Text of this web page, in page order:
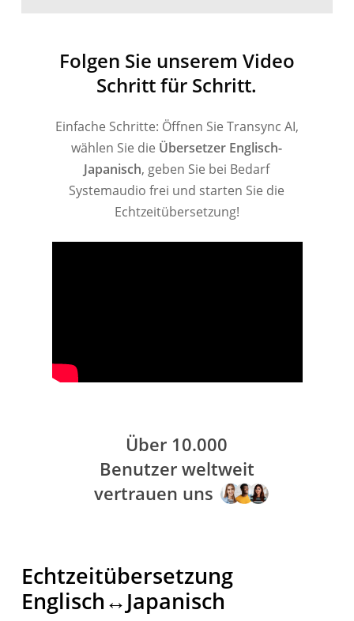
Folgen Sie unserem Video
Schritt für Schritt.
Einfache Schritte: Öffnen Sie Transync AI,
wählen Sie die Übersetzer Englisch-
Japanisch, geben Sie bei Bedarf
Systemaudio frei und starten Sie die
Echtzeitübersetzung!
Über 10.000
Benutzer weltweit
vertrauen uns
Echtzeitübersetzung
Englisch↔Japanisch